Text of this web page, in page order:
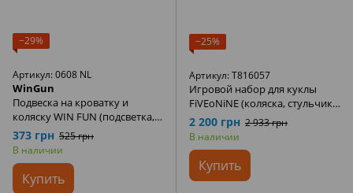
−29%
Артикул: 0608 NL
WinGun
Подвеска на кроватку и
коляску WIN FUN (подсветка,
музыка, свет, в коробке) 0608
NL
373 грн 525 грн
В наличии
Купить
−25%
Артикул: T816057
Игровой набор для куклы
FiVEoNiNE (коляска, стульчик
для кормления, манеж,
шезлонг, 21 предмет) T816057
2 200 грн 2 933 грн
В наличии
Купить